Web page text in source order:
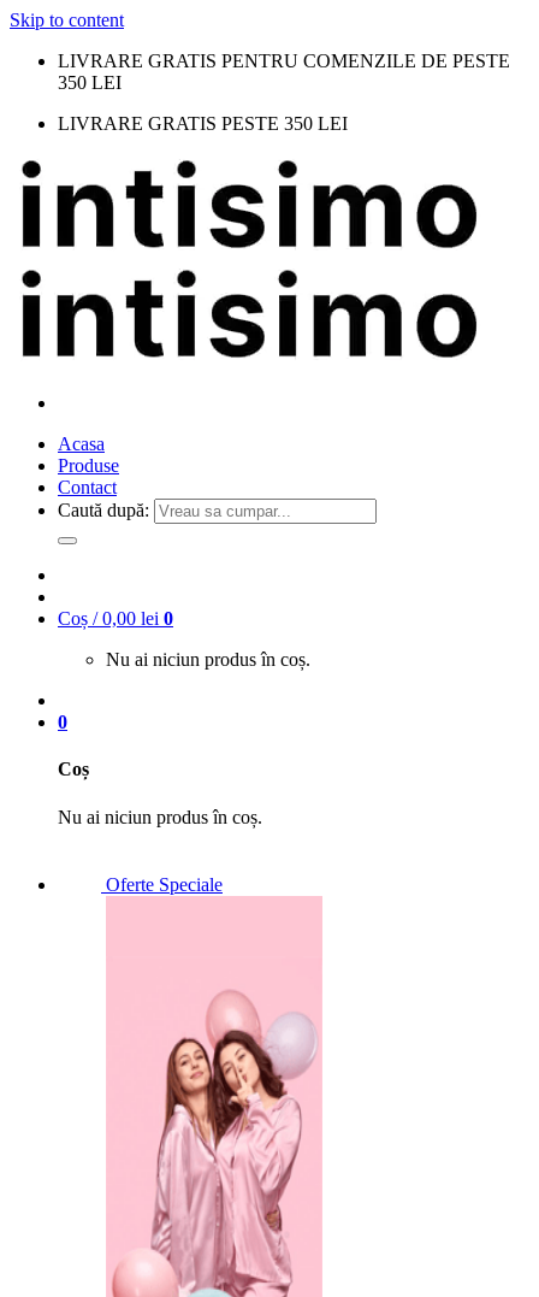
Skip to content
LIVRARE GRATIS PENTRU COMENZILE DE PESTE
350 LEI
LIVRARE GRATIS PESTE 350 LEI
Acasa
Produse
Contact
Caută după:
Coș /0,00 lei 0
Nu ai niciun produs în coș.
0
Coș
Nu ai niciun produs în coș.
Oferte Speciale